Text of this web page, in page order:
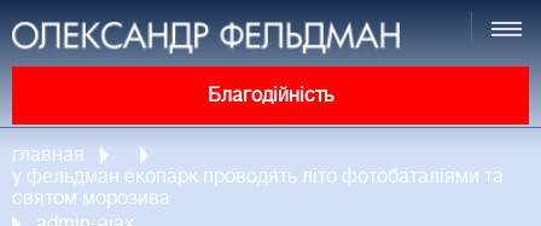
Благодійність
главная
у фельдман екопарк проводять літо фотобаталіями та
святом морозива